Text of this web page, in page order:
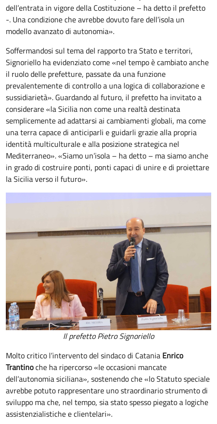
dell’entrata in vigore della Costituzione – ha detto il prefetto
-. Una condizione che avrebbe dovuto fare dell’isola un
modello avanzato di autonomia».
Soffermandosi sul tema del rapporto tra Stato e territori,
Signoriello ha evidenziato come «nel tempo è cambiato anche
il ruolo delle prefetture, passate da una funzione
prevalentemente di controllo a una logica di collaborazione e
sussidiarietà». Guardando al futuro, il prefetto ha invitato a
considerare «la Sicilia non come una realtà destinata
semplicemente ad adattarsi ai cambiamenti globali, ma come
una terra capace di anticiparli e guidarli grazie alla propria
identità multiculturale e alla posizione strategica nel
Mediterraneo». «Siamo un’isola – ha detto – ma siamo anche
in grado di costruire ponti, ponti capaci di unire e di proiettare
la Sicilia verso il futuro».
Il prefetto Pietro Signoriello
Molto critico l’intervento del sindaco di Catania Enrico
Trantinoche ha ripercorso «le occasioni mancate
dell’autonomia siciliana», sostenendo che «lo Statuto speciale
avrebbe potuto rappresentare uno straordinario strumento di
sviluppo ma che, nel tempo, sia stato spesso piegato a logiche
assistenzialistiche e clientelari».